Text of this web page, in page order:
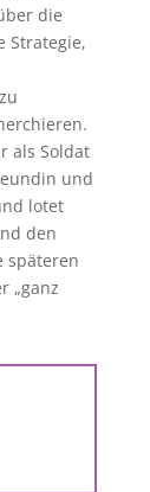
die
Strategie,
als Soldat
und
lotet
den
späteren
„ganz